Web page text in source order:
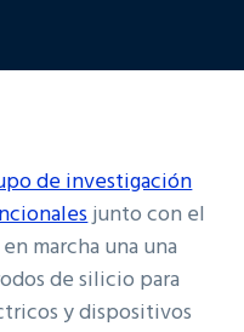
de investigación
junto con el
marcha una una
de silicio para
y dispositivos